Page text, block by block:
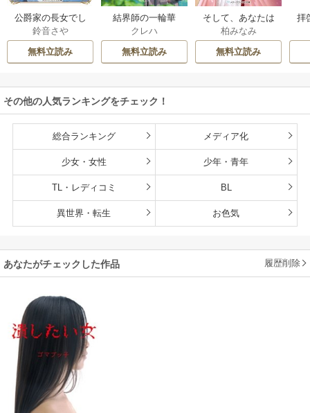
公爵家の長女でし
た
鈴音さや
無料立読み
結界師の一輪華
クレハ
無料立読み
そして、あなたは
私を捨てる
柏みなみ
無料立読み
拝
その他の人気ランキングをチェック！
総合ランキング メディア化
少女・女性 少年・青年
TL・レディコミ BL
異世界・転生 お色気
あなたがチェックした作品 履歴削除